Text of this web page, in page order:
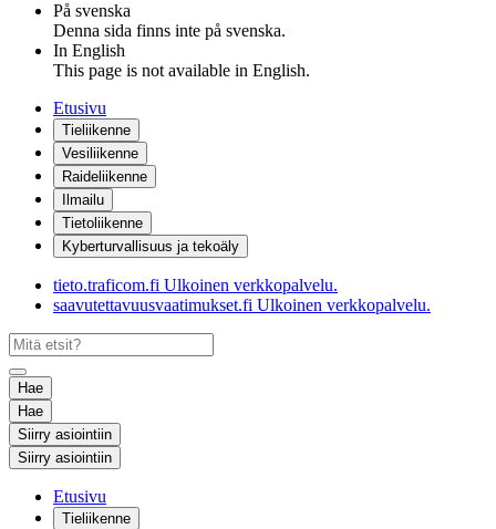
På svenska
Denna sida finns inte på svenska.
In English
This page is not available in English.
Etusivu
Tieliikenne
Vesiliikenne
Raideliikenne
Ilmailu
Tietoliikenne
Kyberturvallisuus ja tekoäly
tieto.traficom.fi Ulkoinen verkkopalvelu.
saavutettavuusvaatimukset.fi Ulkoinen verkkopalvelu.
Hae
Hae
Siirry asiointiin
Siirry asiointiin
Etusivu
Tieliikenne